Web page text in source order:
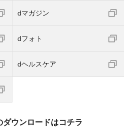
dマガジン
dフォト
dヘルスケア
ウンロードはコチラ